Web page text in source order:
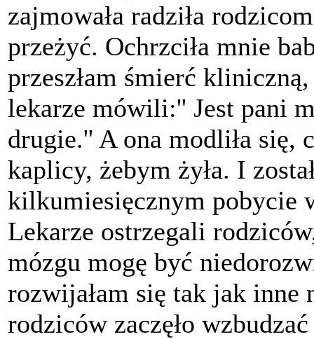
zajmowała radziła
przeżyć. Ochrzciła mnie
przeszłam śmierć
lekarze mówili:'' Jest pani
drugie.'' A ona modliła się,
kaplicy, żebym żyła. I
kilkumiesięcznym pobycie
Lekarze ostrzegali
mózgu mogę być
rozwijałam się tak jak inne
rodziców zaczęło